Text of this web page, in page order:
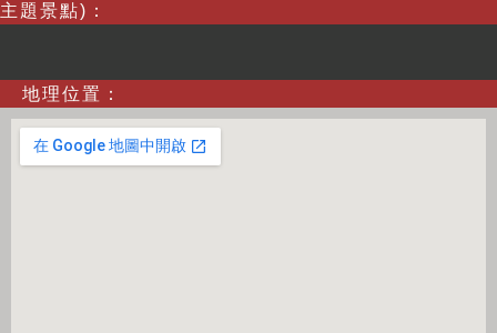
主題景點)：
地理位置：